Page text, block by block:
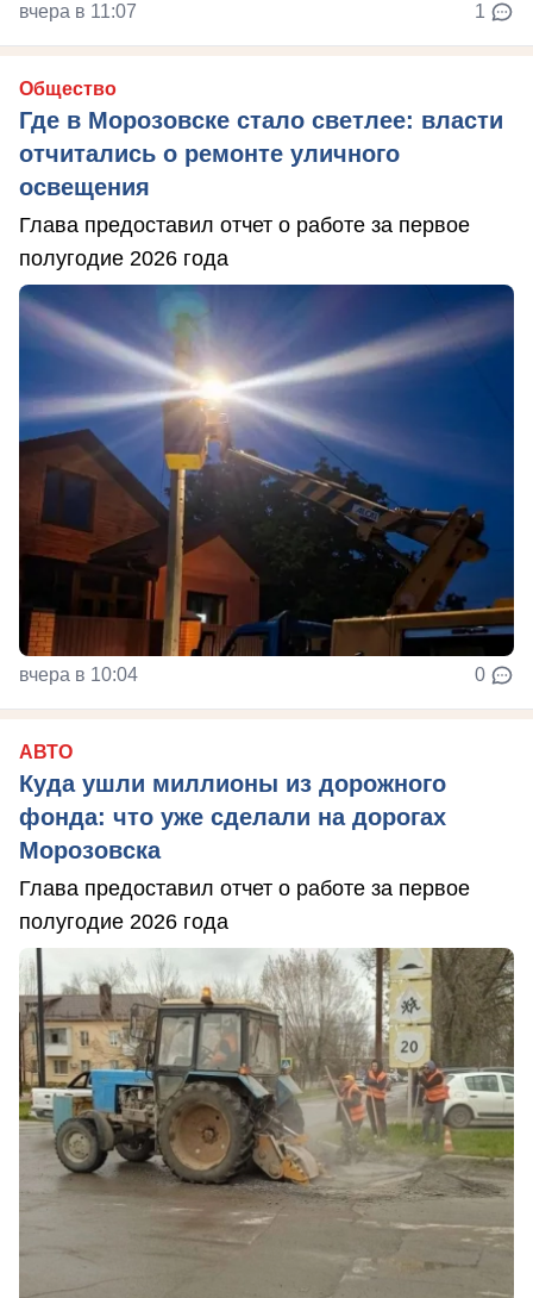
вчера в 11:07 1
Общество
Где в Морозовске стало светлее: власти
отчитались о ремонте уличного
освещения
Глава предоставил отчет о работе за первое
полугодие 2026 года
вчера в 10:04 0
АВТО
Куда ушли миллионы из дорожного
фонда: что уже сделали на дорогах
Морозовска
Глава предоставил отчет о работе за первое
полугодие 2026 года